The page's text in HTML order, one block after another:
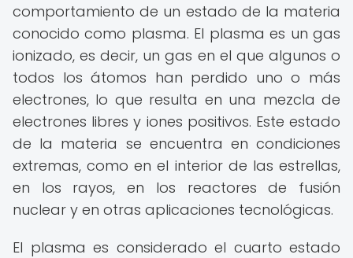
comportamiento de un estado de la materia
conocido como plasma. El plasma es un gas
ionizado, es decir, un gas en el que algunos o
todos los átomos han perdido uno o más
electrones, lo que resulta en una mezcla de
electrones libres y iones positivos. Este estado
de la materia se encuentra en condiciones
extremas, como en el interior de las estrellas,
en los rayos, en los reactores de fusión
nuclear y en otras aplicaciones tecnológicas.
El plasma es considerado el cuarto estado